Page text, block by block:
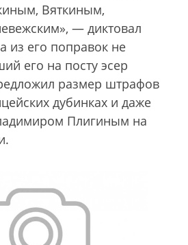
Вяткиным,
— диктовал
из его поправок не
его на посту эсер
размер штрафов
дубинках и даже
Плигиным на